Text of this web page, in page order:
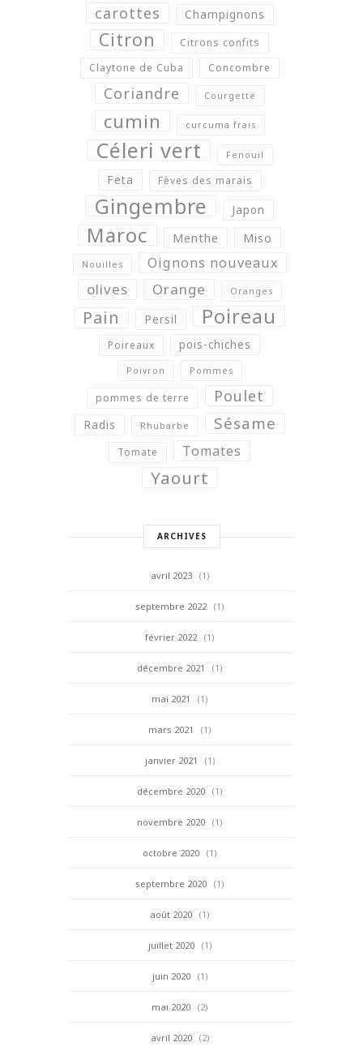
carottes Champignons
Citron
Citrons confits
Claytone de Cuba
Concombre
Coriandre Courgette
cumin curcuma frais
Céleri vert Fenouil
Feta Fèves des marais
Gingembre Japon
Maroc Menthe Miso
Nouilles Oignons nouveaux
olives Orange Oranges
Pain Persil Poireau
Poireaux pois-chiches
Poivron Pommes
pommes de terre Poulet
Radis Rhubarbe Sésame
Tomate Tomates
Yaourt
ARCHIVES
avril 2023 (1)
septembre 2022 (1)
février 2022 (1)
décembre 2021 (1)
mai 2021 (1)
mars 2021 (1)
janvier 2021 (1)
décembre 2020 (1)
novembre 2020 (1)
octobre 2020 (1)
septembre 2020 (1)
août 2020 (1)
juillet 2020 (1)
juin 2020 (1)
mai 2020 (2)
avril 2020 (2)